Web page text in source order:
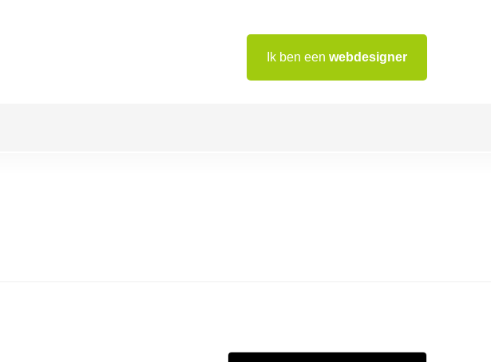
Ik ben een webdesigner